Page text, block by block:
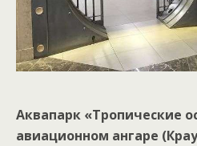
Аквапарк «Тропические
авиационном ангаре